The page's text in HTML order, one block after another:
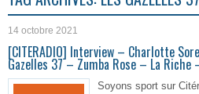
14 octobre 2021
[CITERADIO] Interview – Charlotte
Gazelles 37 – Zumba Rose – La Riche
Soyons sport sur